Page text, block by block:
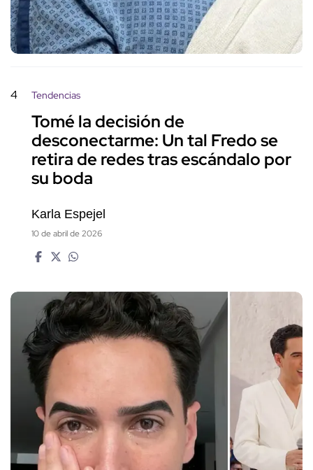
4 Tendencias
Tomé la decisión de
desconectarme: Un tal Fredo se
retira de redes tras escándalo por
su boda
Karla Espejel
10 de abril de 2026